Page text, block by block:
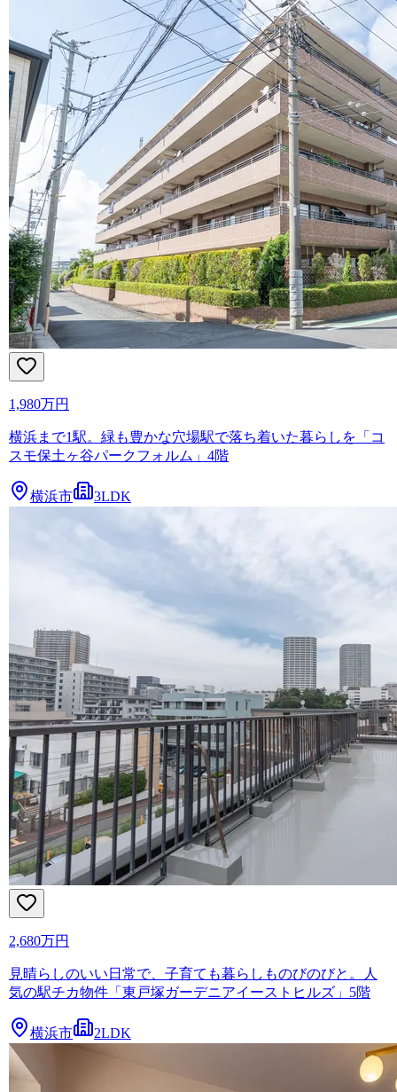
1,980万円
横浜まで1駅。緑も豊かな穴場駅で落ち着いた暮らしを「コ
スモ保土ヶ谷パークフォルム」4階
横浜市 3LDK
2,680万円
見晴らしのいい日常で、子育ても暮らしものびのびと。人
気の駅チカ物件「東戸塚ガーデニアイーストヒルズ」5階
横浜市 2LDK